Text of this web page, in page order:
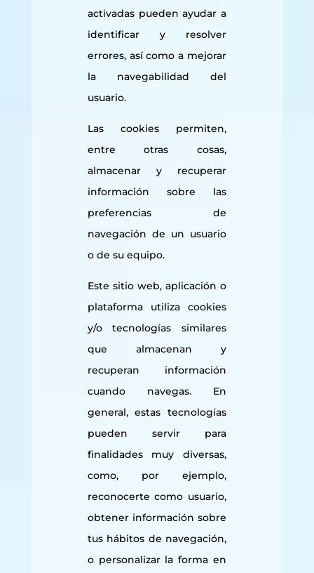
activadas pueden ayudar a
identificar y resolver
errores, así como a mejorar
la navegabilidad del
usuario.
Las cookies permiten,
entre otras cosas,
almacenar y recuperar
información sobre las
preferencias de
navegación de un usuario
o de su equipo.
Este sitio web, aplicación o
plataforma utiliza cookies
y/o tecnologías similares
que almacenan y
recuperan información
cuando navegas. En
general, estas tecnologías
pueden servir para
finalidades muy diversas,
como, por ejemplo,
reconocerte como usuario,
obtener información sobre
tus hábitos de navegación,
o personalizar la forma en